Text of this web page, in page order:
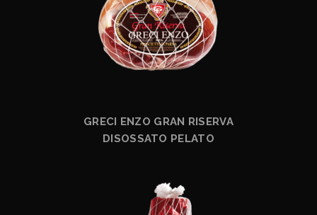
GRECI ENZO GRAN RISERVA
DISOSSATO PELATO